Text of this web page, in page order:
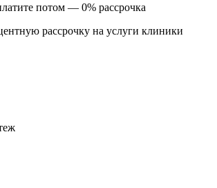
потом — 0% рассрочка
рассрочку на услуги клиники